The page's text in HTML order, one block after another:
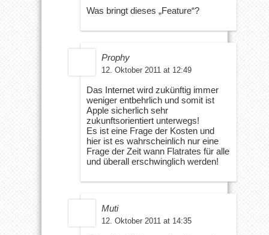
Was bringt dieses „Feature“?
Prophy
12. Oktober 2011 at 12:49
Das Internet wird zukünftig immer
weniger entbehrlich und somit ist
Apple sicherlich sehr
zukunftsorientiert unterwegs!
Es ist eine Frage der Kosten und
hier ist es wahrscheinlich nur eine
Frage der Zeit wann Flatrates für alle
und überall erschwinglich werden!
Muti
12. Oktober 2011 at 14:35